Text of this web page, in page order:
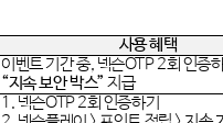
사용 혜택
이벤트 기간 중, 넥슨OTP 2회 인증
“지속 보안 박스” 지급
1. 넥슨OTP 2회 인증하기